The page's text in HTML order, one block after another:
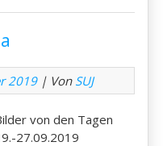
2019| Von SUJ
von den Tagen
27.09.2019